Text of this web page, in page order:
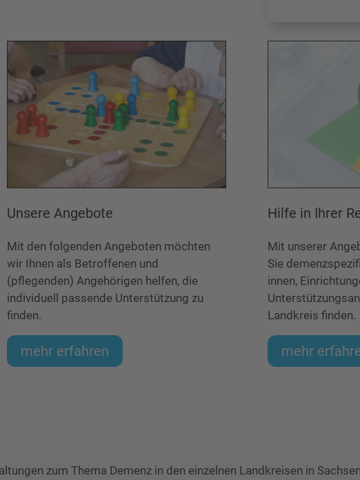
Unsere Angebote
Mit den folgenden Angeboten möchten
wir Ihnen als Betroffenen und
(pflegenden) Angehörigen helfen, die
individuell passende Unterstützung zu
finden.
mehr erfahren
Hilfe in Ihrer
Mit unserer
Sie
innen,
Landkreis finden.
mehr
zum Thema Demenz in den einzelnen Landkreisen in